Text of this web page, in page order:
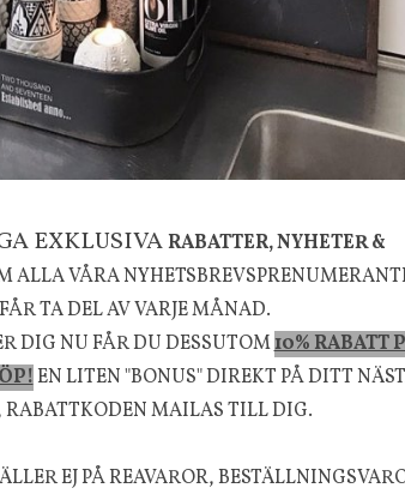
Utomhus
House Doctor
Skål, Hands marmor
795 kr
och välbefinnande för dig
dess färgpalett erbjuder vi
i ditt hem och ger det lilla extra
välmående!
EXKLUSIVARABATTER, NYHETER &
ALLA VÅRA
FÅR TA DEL AV VARJE MÅNAD.
DIG NU FÅR DU DESSUTOM10% RABATT
EN LITEN "BONUS" DIREKT PÅ DITT
RABATTKODEN MAILAS TILL DIG.
EJ PÅ REAVAROR,